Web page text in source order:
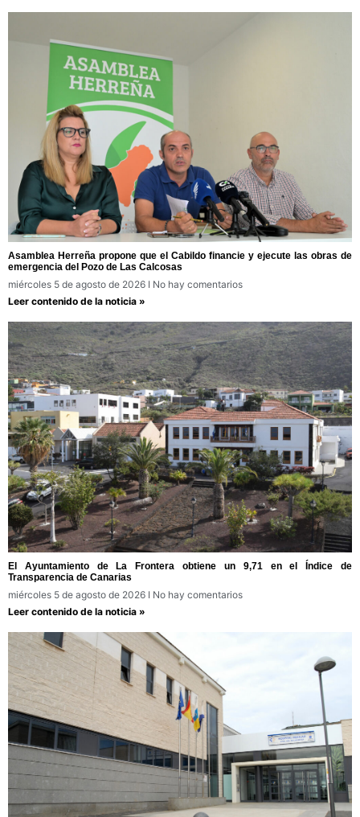
Asamblea Herreña propone que el Cabildo financie y ejecute las obras de
emergencia del Pozo de Las Calcosas
miércoles 5 de agosto de 2026
No hay comentarios
Leer contenido de la noticia »
El Ayuntamiento de La Frontera obtiene un 9,71 en el Índice de
Transparencia de Canarias
miércoles 5 de agosto de 2026
No hay comentarios
Leer contenido de la noticia »